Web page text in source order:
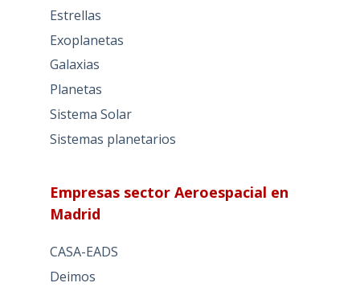
Estrellas
Exoplanetas
Galaxias
Planetas
Sistema Solar
Sistemas planetarios
Empresas sector Aeroespacial en
Madrid
CASA-EADS
Deimos